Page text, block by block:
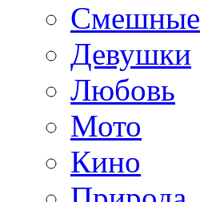
Смешные
Девушки
Любовь
Мото
Кино